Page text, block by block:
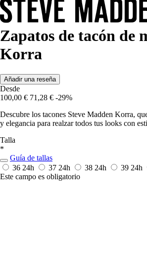
Zapatos de tacón de
Korra
Añadir una reseña
Desde
100,00 € 71,28 € -29%
Descubre los tacones Steve Madden Korra,
y elegancia para realzar todos tus looks con
Talla
*
Guía de tallas
36 24h 37 24h 38 24h 39 24h
Este campo es obligatorio